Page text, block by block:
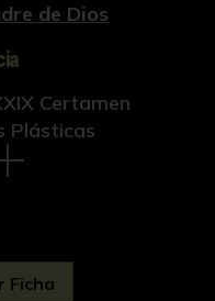
de Dios
Certamen
Plásticas
Ficha